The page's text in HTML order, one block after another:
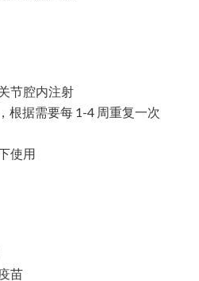
节腔内注射
根据需要每 1-4 周重复一次
使用
苗